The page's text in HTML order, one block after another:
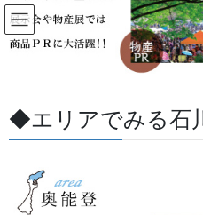
コ
ン
テ
移
動
ナ
ビ
ゲ
ン
に
すべて
すべての記事 お祭用品・品
2025/06/06 / 最終更新日 :
◆エリアでみる石